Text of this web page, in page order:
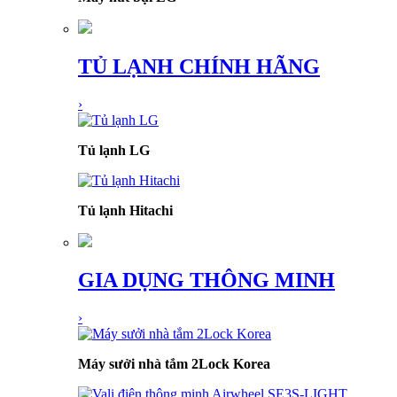
TỦ LẠNH CHÍNH HÃNG
›
Tủ lạnh LG
Tủ lạnh Hitachi
GIA DỤNG THÔNG MINH
›
Máy sưởi nhà tắm 2Lock Korea